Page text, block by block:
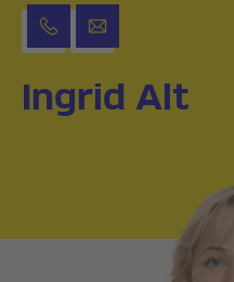
Ingrid Alt